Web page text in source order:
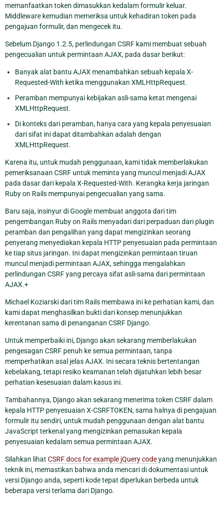
memanfaatkan token dimasukkan kedalam formulir keluar.
Middleware kemudian memeriksa untuk kehadiran token pada
pengajuan formulir, dan mengecek itu.
Sebelum Django 1.2.5, perlindungan CSRF kami membuat sebuah
pengecualian untuk permintaan AJAX, pada dasar berikut:
Banyak alat bantu AJAX menambahkan sebuah kepala X-
Requested-With ketika menggunakan XMLHttpRequest.
Peramban mempunyai kebijakan asli-sama ketat mengenai
XMLHttpRequest.
Di konteks dari peramban, hanya cara yang kepala penyesuaian
dari sifat ini dapat ditambahkan adalah dengan
XMLHttpRequest.
Karena itu, untuk mudah penggunaan, kami tidak memberlakukan
pemeriksanaan CSRF untuk meminta yang muncul menjadi AJAX
pada dasar dari kepala X-Requested-With. Kerangka kerja jaringan
Ruby on Rails mempunyai pengecualian yang sama.
Baru saja, insinyur di Google membuat anggota dari tim
pengembangan Ruby on Rails menyadari dari perpaduan dari plugin
peramban dan pengalihan yang dapat mengizinkan seorang
penyerang menyediakan kepala HTTP penyesuaian pada permintaan
ke tiap situs jaringan. Ini dapat mengizinkan permintaan tiruan
muncul menjadi permintaan AJAX, sehingga mengalahkan
perlindungan CSRF yang percaya sifat asli-sama dari permintaan
AJAX.+
Michael Koziarski dari tim Rails membawa ini ke perhatian kami, dan
kami dapat menghasilkan bukti dari konsep menunjukkan
kerentanan sama di penanganan CSRF Django.
Untuk memperbaiki ini, Django akan sekarang memberlakukan
pengesagan CSRF penuh ke semua permintaan, tanpa
memperhatikan asal jelas AJAX. Ini secara teknis bertentangan
kebelakang, tetapi resiko keamanan telah dijatuhkan lebih besar
perhatian kesesuaian dalam kasus ini.
Tambahannya, Django akan sekarang menerima token CSRF dalam
kepala HTTP penyesuaian X-CSRFTOKEN, sama halnya di pengajuan
formulir itu sendiri, untuk mudah penggunaan dengan alat bantu
JavaScript terkenal yang mengizinkan pemasukan kepala
penyesuaian kedalam semua permintaan AJAX.
Silahkan lihat CSRF docs for example jQuery codeyang menunjukkan
teknik ini, memastikan bahwa anda mencari di dokumentasi untuk
versi Django anda, seperti kode tepat diperlukan berbeda untuk
beberapa versi terlama dari Django.